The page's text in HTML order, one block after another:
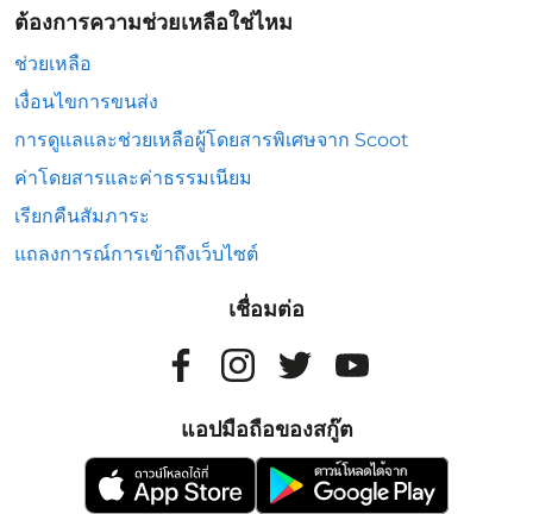
ต้องการความช่วยเหลือใช่ไหม
ช่วยเหลือ
เงื่อนไขการขนส่ง
การดูแลและช่วยเหลือผู้โดยสารพิเศษจาก Scoot
ค่าโดยสารและค่าธรรมเนียม
เรียกคืนสัมภาระ
แถลงการณ์การเข้าถึงเว็บไซต์
เชื่อมต่อ
แอปมือถือของสกู๊ต